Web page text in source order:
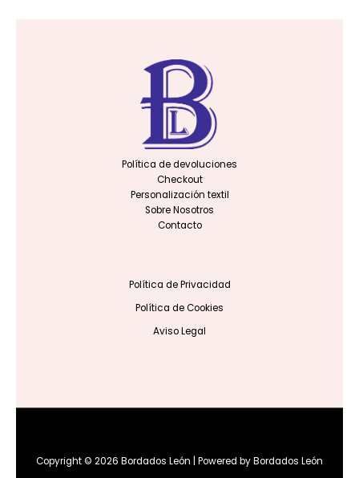
Política de devoluciones
Checkout
Personalización textil
Sobre Nosotros
Contacto
Política de Privacidad
Política de Cookies
Aviso Legal
Copyright © 2026 Bordados León | Powered by Bordados León